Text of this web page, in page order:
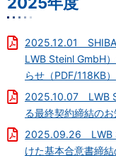
2025.12.01
LWB Steinl GmbH
らせ（PDF/118KB）
2025.10.07 LWB
る最終契約締結のお
2025.09.26 LWB
けた基本合意書締結